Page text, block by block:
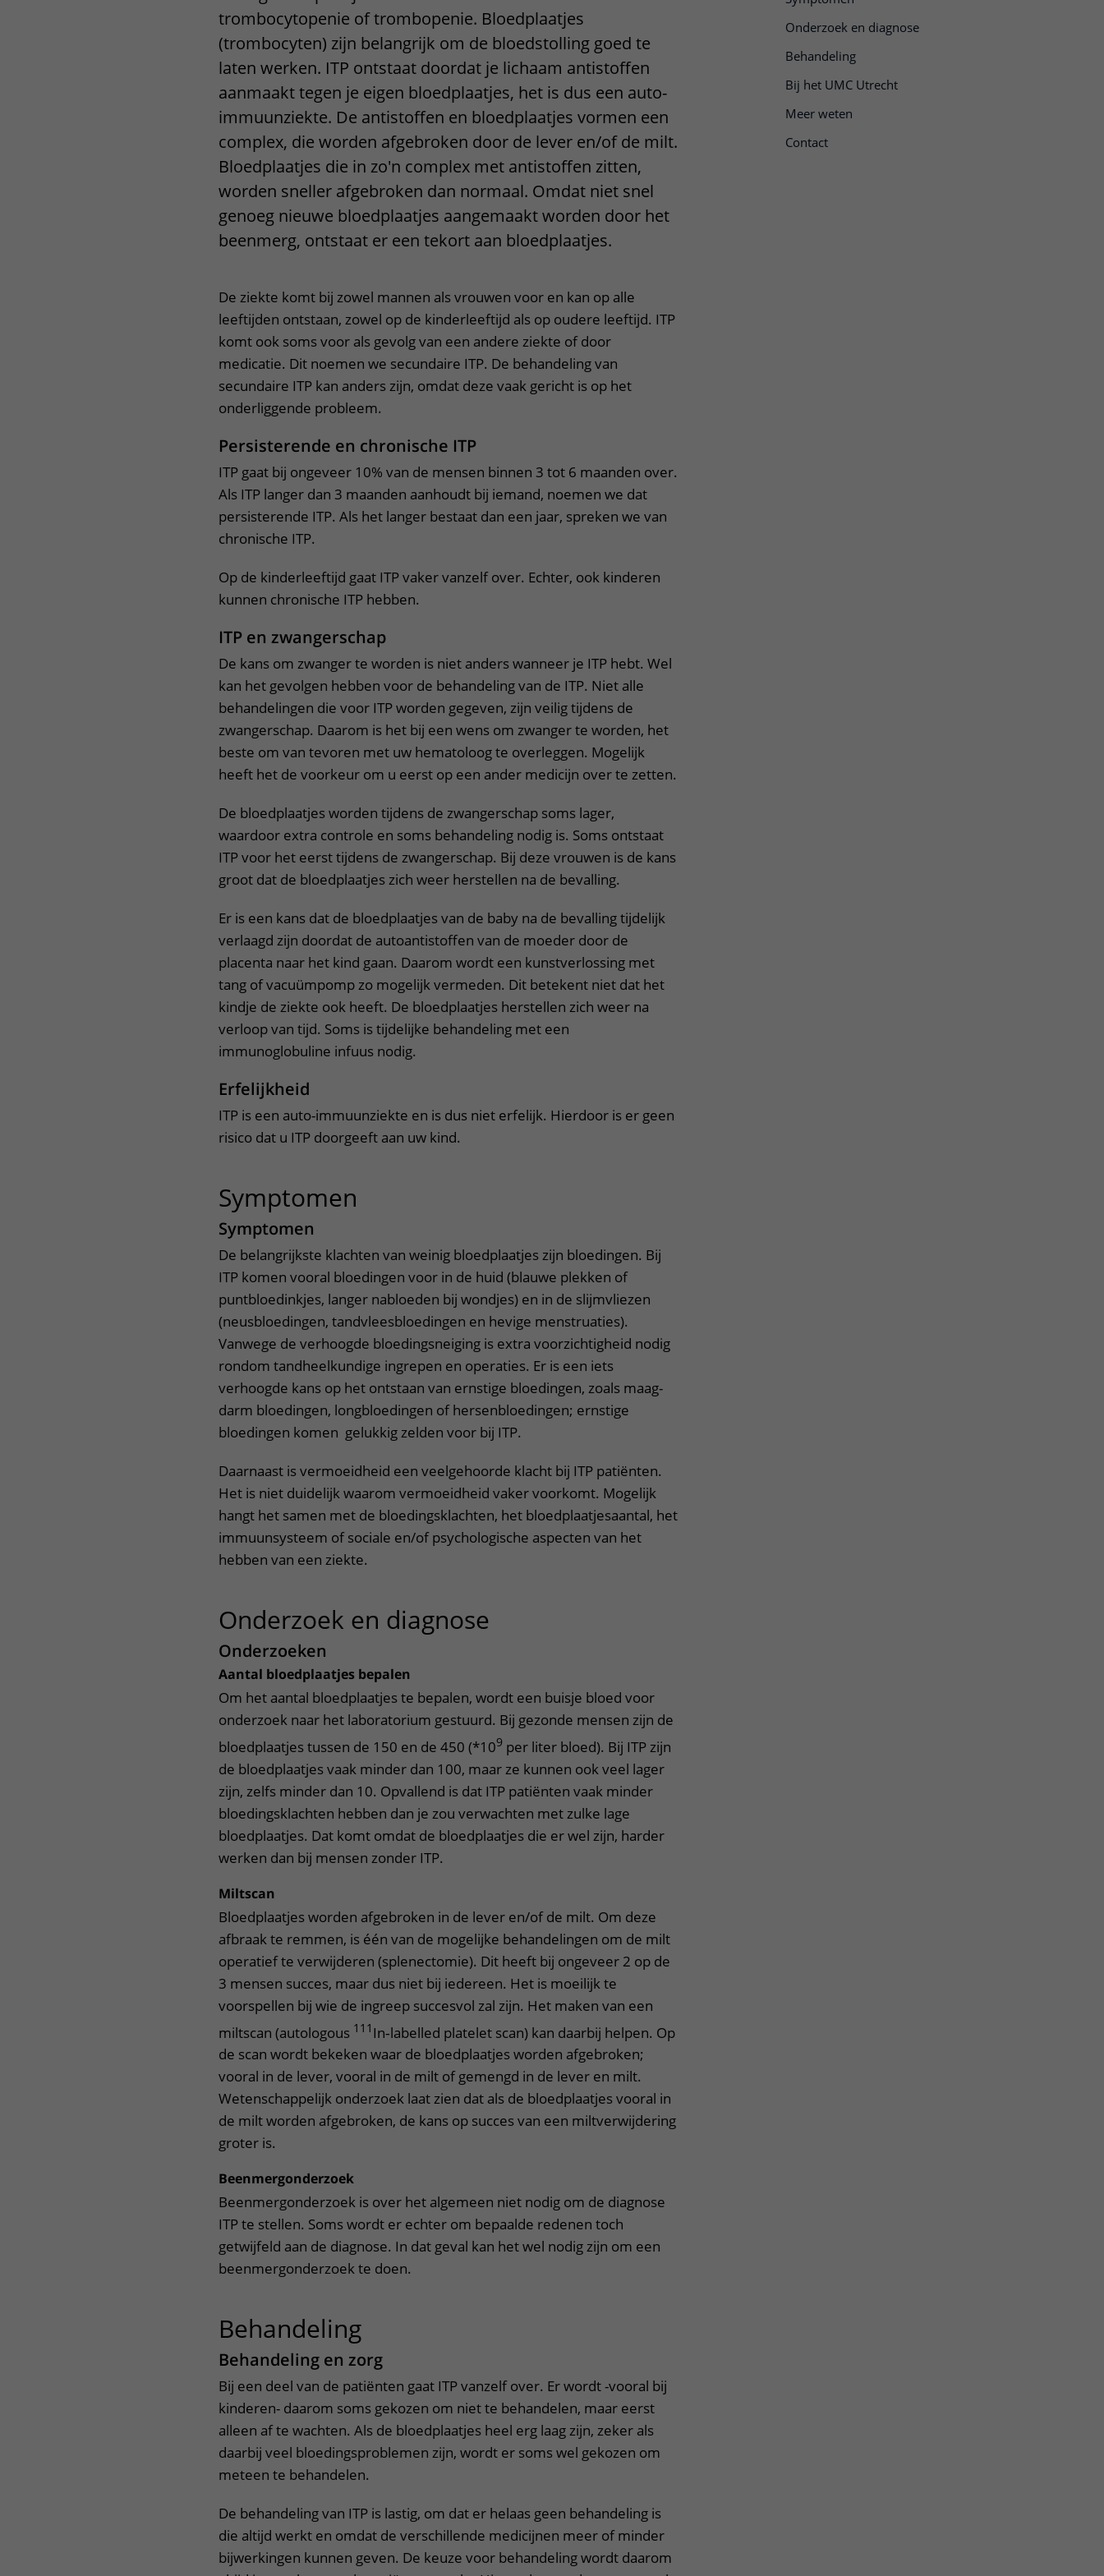
Bezoektijden
Wijzigen patiëntgegevens
Contact met verpleegafdeling
Het Wilhelmina
Kinderziekenhuis
Onderzoek en diagnose
Behandeling
Bij het UMC Utrecht
Meer weten
Contact
trombocytopenie of trombopenie. Bloedplaatjes
(trombocyten) zijn belangrijk om de bloedstolling goed te
laten werken. ITP ontstaat doordat je lichaam antistoffen
aanmaakt tegen je eigen bloedplaatjes, het is dus een auto-
immuunziekte. De antistoffen en bloedplaatjes vormen een
complex, die worden afgebroken door de lever en/of de milt.
Bloedplaatjes die in zo'n complex met antistoffen zitten,
worden sneller afgebroken dan normaal. Omdat niet snel
genoeg nieuwe bloedplaatjes aangemaakt worden door het
beenmerg, ontstaat er een tekort aan bloedplaatjes.
De ziekte komt bij zowel mannen als vrouwen voor en kan op alle
leeftijden ontstaan, zowel op de kinderleeftijd als op oudere leeftijd. ITP
komt ook soms voor als gevolg van een andere ziekte of door
medicatie. Dit noemen we secundaire ITP. De behandeling van
secundaire ITP kan anders zijn, omdat deze vaak gericht is op het
onderliggende probleem.
Persisterende en chronische ITP
ITP gaat bij ongeveer 10% van de mensen binnen 3 tot 6 maanden over.
Als ITP langer dan 3 maanden aanhoudt bij iemand, noemen we dat
persisterende ITP. Als het langer bestaat dan een jaar, spreken we van
chronische ITP.
Op de kinderleeftijd gaat ITP vaker vanzelf over. Echter, ook kinderen
kunnen chronische ITP hebben.
ITP en zwangerschap
De kans om zwanger te worden is niet anders wanneer je ITP hebt. Wel
kan het gevolgen hebben voor de behandeling van de ITP. Niet alle
behandelingen die voor ITP worden gegeven, zijn veilig tijdens de
zwangerschap. Daarom is het bij een wens om zwanger te worden, het
beste om van tevoren met uw hematoloog te overleggen. Mogelijk
heeft het de voorkeur om u eerst op een ander medicijn over te zetten.
De bloedplaatjes worden tijdens de zwangerschap soms lager,
waardoor extra controle en soms behandeling nodig is. Soms ontstaat
ITP voor het eerst tijdens de zwangerschap. Bij deze vrouwen is de kans
groot dat de bloedplaatjes zich weer herstellen na de bevalling.
Er is een kans dat de bloedplaatjes van de baby na de bevalling tijdelijk
verlaagd zijn doordat de autoantistoffen van de moeder door de
placenta naar het kind gaan. Daarom wordt een kunstverlossing met
tang of vacuümpomp zo mogelijk vermeden. Dit betekent niet dat het
kindje de ziekte ook heeft. De bloedplaatjes herstellen zich weer na
verloop van tijd. Soms is tijdelijke behandeling met een
immunoglobuline infuus nodig.
Erfelijkheid
ITP is een auto-immuunziekte en is dus niet erfelijk. Hierdoor is er geen
risico dat u ITP doorgeeft aan uw kind.
Symptomen
Symptomen
De belangrijkste klachten van weinig bloedplaatjes zijn bloedingen. Bij
ITP komen vooral bloedingen voor in de huid (blauwe plekken of
puntbloedinkjes, langer nabloeden bij wondjes) en in de slijmvliezen
(neusbloedingen, tandvleesbloedingen en hevige menstruaties).
Vanwege de verhoogde bloedingsneiging is extra voorzichtigheid nodig
rondom tandheelkundige ingrepen en operaties. Er is een iets
verhoogde kans op het ontstaan van ernstige bloedingen, zoals maag-
darm bloedingen, longbloedingen of hersenbloedingen; ernstige
bloedingen komen gelukkig zelden voor bij ITP.
Daarnaast is vermoeidheid een veelgehoorde klacht bij ITP patiënten.
Het is niet duidelijk waarom vermoeidheid vaker voorkomt. Mogelijk
hangt het samen met de bloedingsklachten, het bloedplaatjesaantal, het
immuunsysteem of sociale en/of psychologische aspecten van het
hebben van een ziekte.
Onderzoek en diagnose
Onderzoeken
Aantal bloedplaatjes bepalen
Om het aantal bloedplaatjes te bepalen, wordt een buisje bloed voor
onderzoek naar het laboratorium gestuurd. Bij gezonde mensen zijn de
bloedplaatjes tussen de 150 en de 450 (*109 per liter bloed). Bij ITP zijn
de bloedplaatjes vaak minder dan 100, maar ze kunnen ook veel lager
zijn, zelfs minder dan 10. Opvallend is dat ITP patiënten vaak minder
bloedingsklachten hebben dan je zou verwachten met zulke lage
bloedplaatjes. Dat komt omdat de bloedplaatjes die er wel zijn, harder
werken dan bij mensen zonder ITP.
Miltscan
Bloedplaatjes worden afgebroken in de lever en/of de milt. Om deze
afbraak te remmen, is één van de mogelijke behandelingen om de milt
operatief te verwijderen (splenectomie). Dit heeft bij ongeveer 2 op de
3 mensen succes, maar dus niet bij iedereen. Het is moeilijk te
voorspellen bij wie de ingreep succesvol zal zijn. Het maken van een
miltscan (autologous 111 In‐labelled platelet scan) kan daarbij helpen. Op
de scan wordt bekeken waar de bloedplaatjes worden afgebroken;
vooral in de lever, vooral in de milt of gemengd in de lever en milt.
Wetenschappelijk onderzoek laat zien dat als de bloedplaatjes vooral in
de milt worden afgebroken, de kans op succes van een miltverwijdering
groter is.
Beenmergonderzoek
Beenmergonderzoek is over het algemeen niet nodig om de diagnose
ITP te stellen. Soms wordt er echter om bepaalde redenen toch
getwijfeld aan de diagnose. In dat geval kan het wel nodig zijn om een
beenmergonderzoek te doen.
Behandeling
Behandeling en zorg
Bij een deel van de patiënten gaat ITP vanzelf over. Er wordt -vooral bij
kinderen- daarom soms gekozen om niet te behandelen, maar eerst
alleen af te wachten. Als de bloedplaatjes heel erg laag zijn, zeker als
daarbij veel bloedingsproblemen zijn, wordt er soms wel gekozen om
meteen te behandelen.
De behandeling van ITP is lastig, om dat er helaas geen behandeling is
die altijd werkt en omdat de verschillende medicijnen meer of minder
bijwerkingen kunnen geven. De keuze voor behandeling wordt daarom